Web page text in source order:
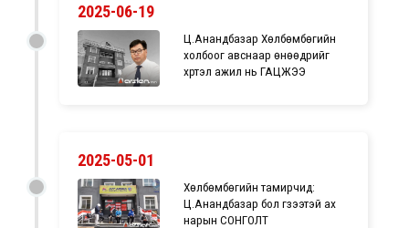
2025-06-19
Ц.Анандбазар Хөлбөмбөгийн
холбоог авснаар өнөөдрийг
хүртэл ажил нь ГАЦЖЭЭ
2025-05-01
Хөлбөмбөгийн тамирчид:
Ц.Анандбазар бол гүзээтэй ах
нарын СОНГОЛТ